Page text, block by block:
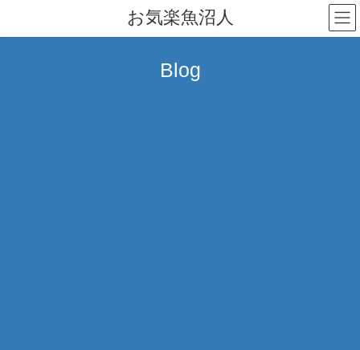
テ
ゲ
お気楽魚沼人
Blog